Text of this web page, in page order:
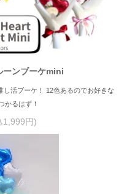
ーンブーケmini
活ブーケ！ 12色あるのでお好きな
かるはず！
1,999円)